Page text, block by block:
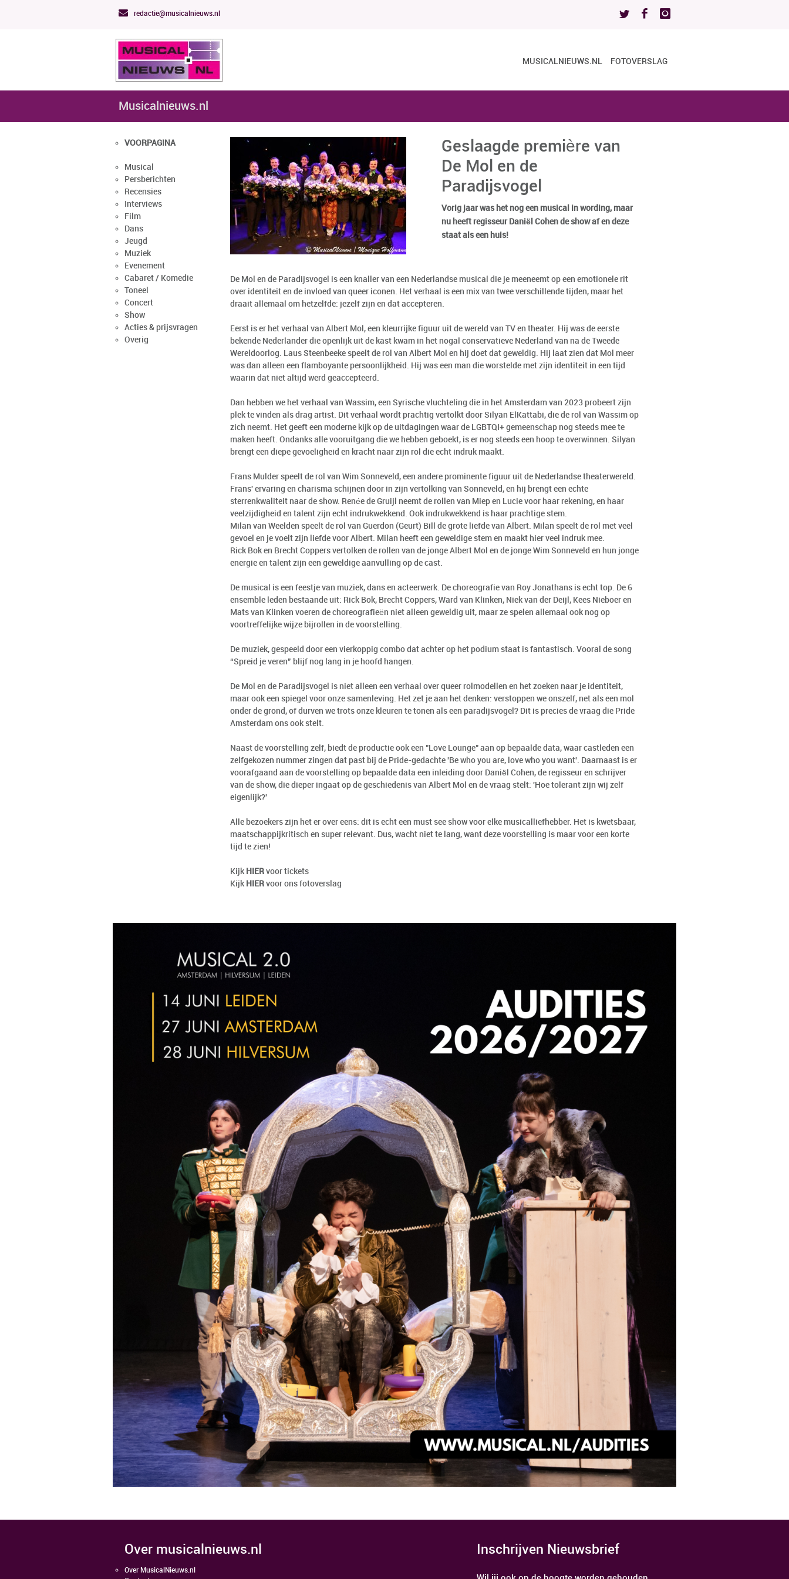
redactie@musicalnieuws.nl
MUSICALNIEUWS.NL FOTOVERSLAG
Musicalnieuws.nl
VOORPAGINA
Musical
Persberichten
Recensies
Interviews
Film
Dans
Jeugd
Muziek
Evenement
Cabaret / Komedie
Toneel
Concert
Show
Acties & prijsvragen
Overig
Geslaagde première van
De Mol en de
Paradijsvogel
Vorig jaar was het nog een musical in wording, maar
nu heeft regisseur Daniël Cohen de show af en deze
staat als een huis!
De Mol en de Paradijsvogel is een knaller van een Nederlandse musical die je meeneemt op een emotionele rit
over identiteit en de invloed van queer iconen. Het verhaal is een mix van twee verschillende tijden, maar het
draait allemaal om hetzelfde: jezelf zijn en dat accepteren.
Eerst is er het verhaal van Albert Mol, een kleurrijke figuur uit de wereld van TV en theater. Hij was de eerste
bekende Nederlander die openlijk uit de kast kwam in het nogal conservatieve Nederland van na de Tweede
Wereldoorlog. Laus Steenbeeke speelt de rol van Albert Mol en hij doet dat geweldig. Hij laat zien dat Mol meer
was dan alleen een flamboyante persoonlijkheid. Hij was een man die worstelde met zijn identiteit in een tijd
waarin dat niet altijd werd geaccepteerd.
Dan hebben we het verhaal van Wassim, een Syrische vluchteling die in het Amsterdam van 2023 probeert zijn
plek te vinden als drag artist. Dit verhaal wordt prachtig vertolkt door Silyan ElKattabi, die de rol van Wassim op
zich neemt. Het geeft een moderne kijk op de uitdagingen waar de LGBTQI+ gemeenschap nog steeds mee te
maken heeft. Ondanks alle vooruitgang die we hebben geboekt, is er nog steeds een hoop te overwinnen. Silyan
brengt een diepe gevoeligheid en kracht naar zijn rol die echt indruk maakt.
Frans Mulder speelt de rol van Wim Sonneveld, een andere prominente figuur uit de Nederlandse theaterwereld.
Frans' ervaring en charisma schijnen door in zijn vertolking van Sonneveld, en hij brengt een echte
sterrenkwaliteit naar de show. Renée de Gruijl neemt de rollen van Miep en Lucie voor haar rekening, en haar
veelzijdigheid en talent zijn echt indrukwekkend. Ook indrukwekkend is haar prachtige stem.
Milan van Weelden speelt de rol van Guerdon (Geurt) Bill de grote liefde van Albert. Milan speelt de rol met veel
gevoel en je voelt zijn liefde voor Albert. Milan heeft een geweldige stem en maakt hier veel indruk mee.
Rick Bok en Brecht Coppers vertolken de rollen van de jonge Albert Mol en de jonge Wim Sonneveld en hun jonge
energie en talent zijn een geweldige aanvulling op de cast.
De musical is een feestje van muziek, dans en acteerwerk. De choreografie van Roy Jonathans is echt top. De 6
ensemble leden bestaande uit: Rick Bok, Brecht Coppers, Ward van Klinken, Niek van der Deijl, Kees Nieboer en
Mats van Klinken voeren de choreografieën niet alleen geweldig uit, maar ze spelen allemaal ook nog op
voortreffelijke wijze bijrollen in de voorstelling.
De muziek, gespeeld door een vierkoppig combo dat achter op het podium staat is fantastisch. Vooral de song
“Spreid je veren” blijf nog lang in je hoofd hangen.
De Mol en de Paradijsvogel is niet alleen een verhaal over queer rolmodellen en het zoeken naar je identiteit,
maar ook een spiegel voor onze samenleving. Het zet je aan het denken: verstoppen we onszelf, net als een mol
onder de grond, of durven we trots onze kleuren te tonen als een paradijsvogel? Dit is precies de vraag die Pride
Amsterdam ons ook stelt.
Naast de voorstelling zelf, biedt de productie ook een "Love Lounge" aan op bepaalde data, waar castleden een
zelfgekozen nummer zingen dat past bij de Pride-gedachte 'Be who you are, love who you want'. Daarnaast is er
voorafgaand aan de voorstelling op bepaalde data een inleiding door Daniël Cohen, de regisseur en schrijver
van de show, die dieper ingaat op de geschiedenis van Albert Mol en de vraag stelt: 'Hoe tolerant zijn wij zelf
eigenlijk?'
Alle bezoekers zijn het er over eens: dit is echt een must see show voor elke musicalliefhebber. Het is kwetsbaar,
maatschappijkritisch en super relevant. Dus, wacht niet te lang, want deze voorstelling is maar voor een korte
tijd te zien!
Kijk HIER voor tickets
Kijk HIER voor ons fotoverslag
over musicalnieuws.nl
Over MusicalNieuws.nl
Inschrijven Nieuwsbrief